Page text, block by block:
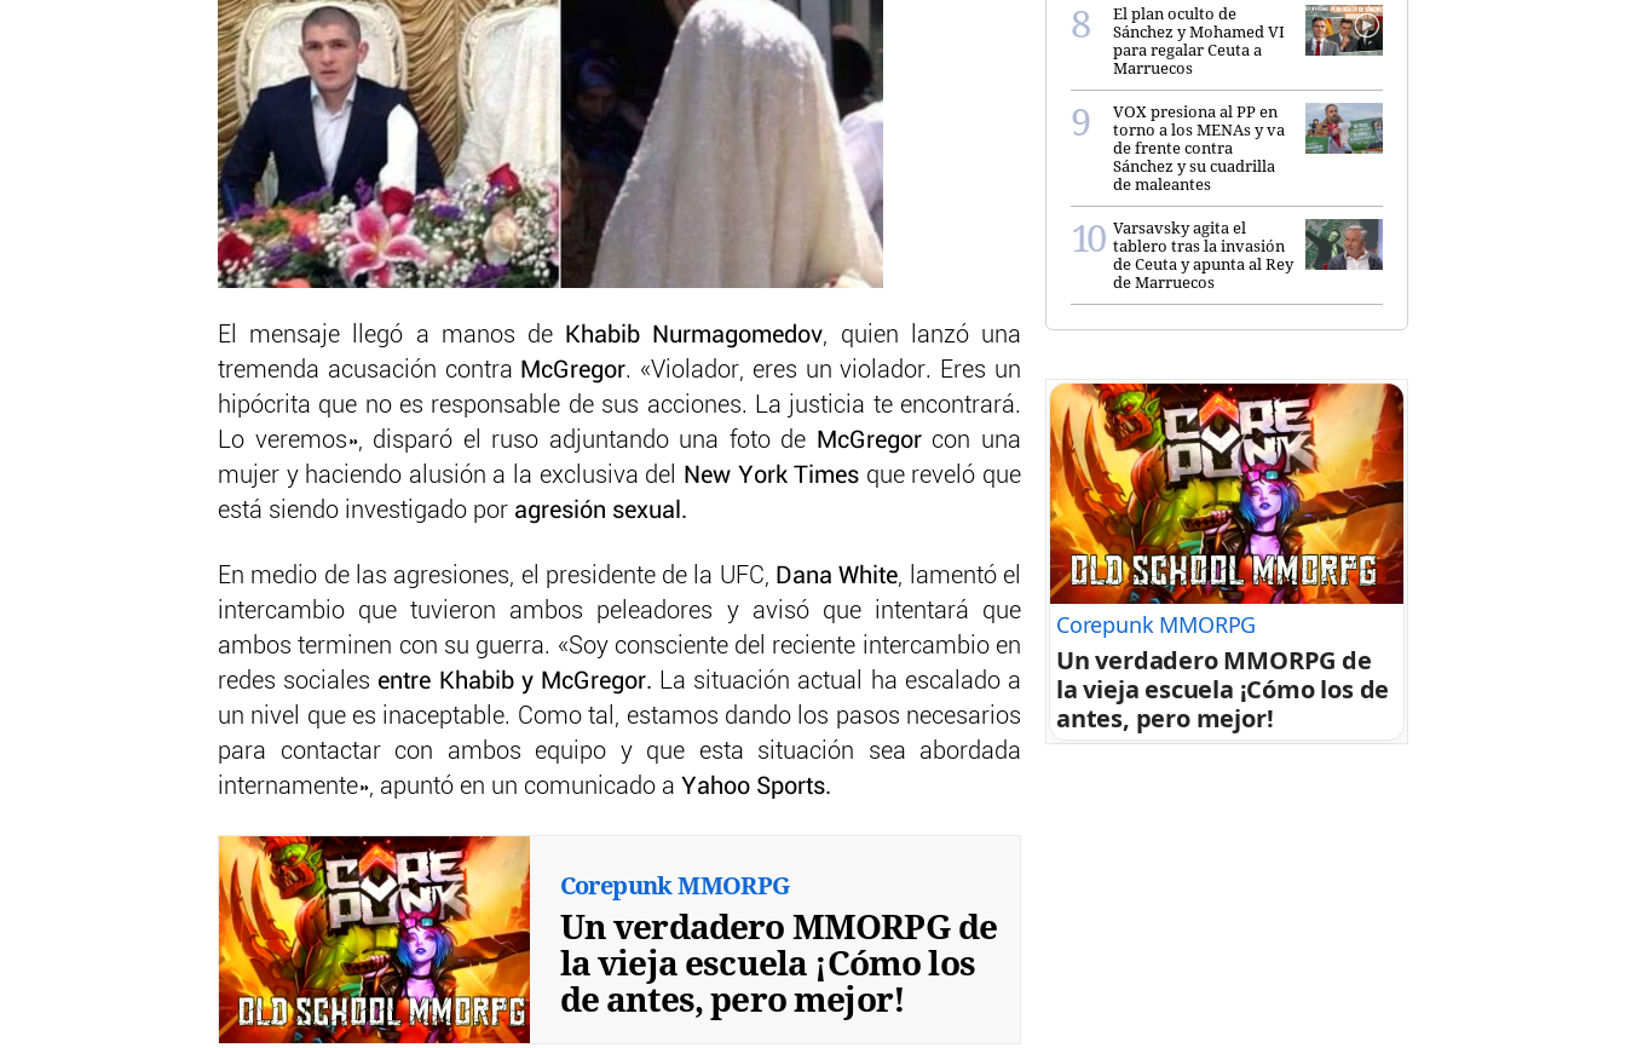
El mensaje llegó a manos de Khabib Nurmagomedov, quien lanzó una
tremenda acusación contra McGregor. «Violador, eres un violador. Eres un
hipócrita que no es responsable de sus acciones. La justicia te encontrará.
Lo veremos», disparó el ruso adjuntando una foto de McGregor con una
mujer y haciendo alusión a la exclusiva del
New York Times que reveló que
está siendo investigado por agresión sexual.
En medio de las agresiones, el presidente de la UFC, Dana White, lamentó el
intercambio que tuvieron ambos peleadores y avisó que intentará que
ambos terminen con su guerra. «Soy consciente del reciente intercambio en
redes sociales entre Khabib y McGregor. La situación actual ha escalado a
un nivel que es inaceptable. Como tal, estamos dando los pasos necesarios
para contactar con ambos equipo y que esta situación sea abordada
internamente», apuntó en un comunicado a Yahoo Sports.
Corepunk MMORPG
Un verdadero MMORPG de
la vieja escuela ¡Cómo los
de antes, pero mejor!
El plan oculto de
Sánchez y Mohamed VI
para regalar Ceuta a
Marruecos
VOX presiona al PP en
torno a los MENAs y va
de frente contra
Sánchez y su cuadrilla
de maleantes
Varsavsky agita el
tablero tras la invasión
de Ceuta y apunta al Rey
de Marruecos
Corepunk MMORPG
Un verdadero MMORPG de
la vieja escuela ¡Cómo los de
antes, pero mejor!